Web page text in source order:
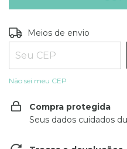
Entregas para o CEP:
Meios de envio
Não sei meu CEP
Compra protegida
Seus dados cuidados